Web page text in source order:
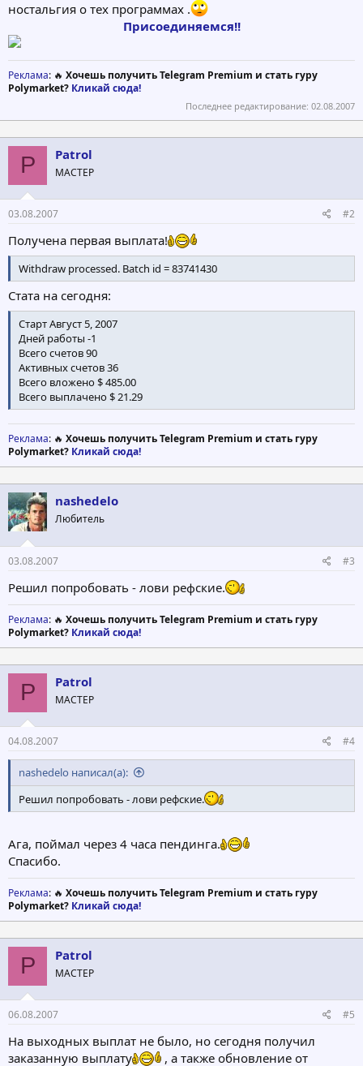
ностальгия о тех программах .
Присоединяемся!!
Реклама: 🔥 Хочешь получить Telegram Premium и стать гуру
Polymarket? Кликай сюда!
Последнее редактирование: 02.08.2007
P Patrol
МАСТЕР
03.08.2007 #2
Получена первая выплата!
Withdraw processed. Batch id = 83741430
Стата на сегодня:
Старт Август 5, 2007
Дней работы -1
Всего счетов 90
Активных счетов 36
Всего вложено $ 485.00
Всего выплачено $ 21.29
Реклама: 🔥 Хочешь получить Telegram Premium и стать гуру
Polymarket? Кликай сюда!
nashedelo
Любитель
03.08.2007 #3
Решил попробовать - лови рефские.
Реклама: 🔥 Хочешь получить Telegram Premium и стать гуру
Polymarket? Кликай сюда!
P Patrol
МАСТЕР
04.08.2007 #4
nashedelo написал(а):
Решил попробовать - лови рефские.
Ага, поймал через 4 часа пендинга.
Спасибо.
Реклама: 🔥 Хочешь получить Telegram Premium и стать гуру
Polymarket? Кликай сюда!
P Patrol
МАСТЕР
06.08.2007 #5
На выходных выплат не было, но сегодня получил
заказанную выплату
, а также обновление от